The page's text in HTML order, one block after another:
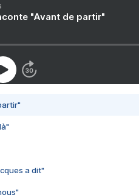
"Avant de partir"
a dit"